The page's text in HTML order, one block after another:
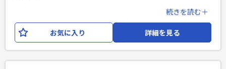
票（計62機能）を、Reactへリプレイス（単純移行）するプ
ロジェクトにて SEとしてご参画いただき、下記の業務をお任
せいたします。 【業務内容】 ・既存画面仕様のリバース・既
続きを読む＋
お気に入り 詳細を見る